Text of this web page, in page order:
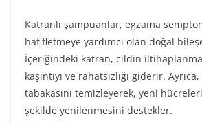
Katranlı şampuanlar, egzama
hafifletmeye yardımcı olan doğal
İçeriğindeki katran, cildin
kaşıntıyı ve rahatsızlığı giderir.
tabakasını temizleyerek, yeni
şekilde yenilenmesini destekler.